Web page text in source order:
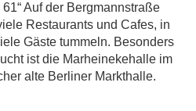
Auf der Bergmannstraße
Restaurants und Cafes, in
Gäste tummeln. Besonders
ist die Marheinekehalle im
alte Berliner Markthalle.